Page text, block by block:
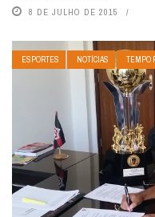
8 DE JULHO DE 2015
ESPORTES NOTÍCIAS TEMPO